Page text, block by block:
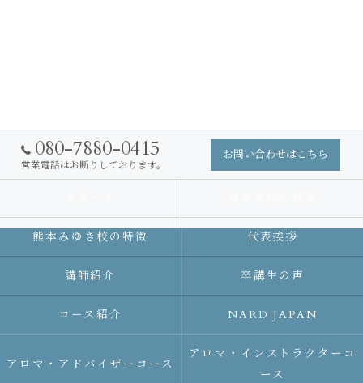
080-7880-0415
営業電話はお断りしております。
お問い合わせはこちら
熊本みゆき校の特徴 代表挨拶
講師紹介 卒講生の声
コース紹介 NARD JAPAN
アロマ・アドバイザーコース
アロマ・インストラクターコ
ース